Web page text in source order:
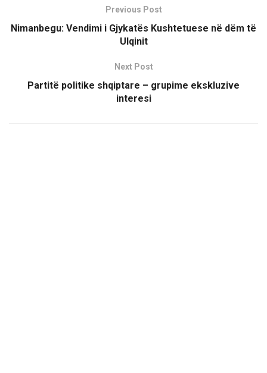
Previous Post
Nimanbegu: Vendimi i Gjykatës Kushtetuese në dëm të
Ulqinit
Next Post
Partitë politike shqiptare – grupime ekskluzive
interesi